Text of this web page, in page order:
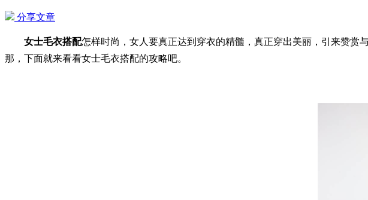
分享文章
女士毛衣搭配怎样时尚，女人要真正达到穿衣的精髓，真正穿出美丽，引来赞赏
那，下面就来看看女士毛衣搭配的攻略吧。